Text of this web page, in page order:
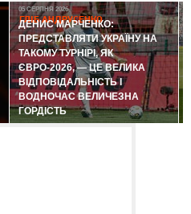
ГЛІБ АНДРУСЕНКО
05 СЕРПНЯ 2026
ДЕНИС МАРЧЕНКО:
ПРЕДСТАВЛЯТИ УКРАЇНУ НА
ТАКОМУ ТУРНІРІ, ЯК
ЄВРО-2026, — ЦЕ ВЕЛИКА
ВІДПОВІДАЛЬНІСТЬ І
ВОДНОЧАС ВЕЛИЧЕЗНА
ГОРДІСТЬ